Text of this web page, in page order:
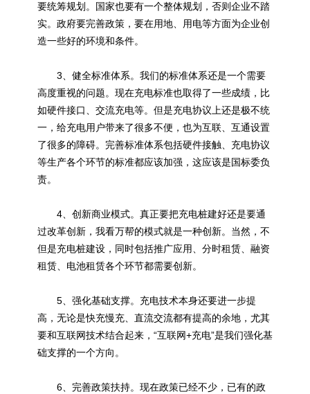
要统筹规划。国家也要有一个整体规划，否则企业不踏
实。政府要完善政策，要在用地、用电等方面为企业创
造一些好的环境和条件。
3、健全标准体系。我们的标准体系还是一个需要
高度重视的问题。现在充电标准也取得了一些成绩，比
如硬件接口、交流充电等。但是充电协议上还是极不统
一，给充电用户带来了很多不便，也为互联、互通设置
了很多的障碍。完善标准体系包括硬件接触、充电协议
等生产各个环节的标准都应该加强，这应该是国标委负
责。
4、创新商业模式。真正要把充电桩建好还是要通
过改革创新，我看万帮的模式就是一种创新。当然，不
但是充电桩建设，同时包括推广应用、分时租赁、融资
租赁、电池租赁各个环节都需要创新。
5、强化基础支撑。 充电技术本身还要进一步提
高，无论是快充慢充、直流交流都有提高的余地，尤其
要和互联网技术结合起来，“互联网+充电”是我们强化基
础支撑的一个方向。
6、完善政策扶持。现在政策已经不少，已有的政